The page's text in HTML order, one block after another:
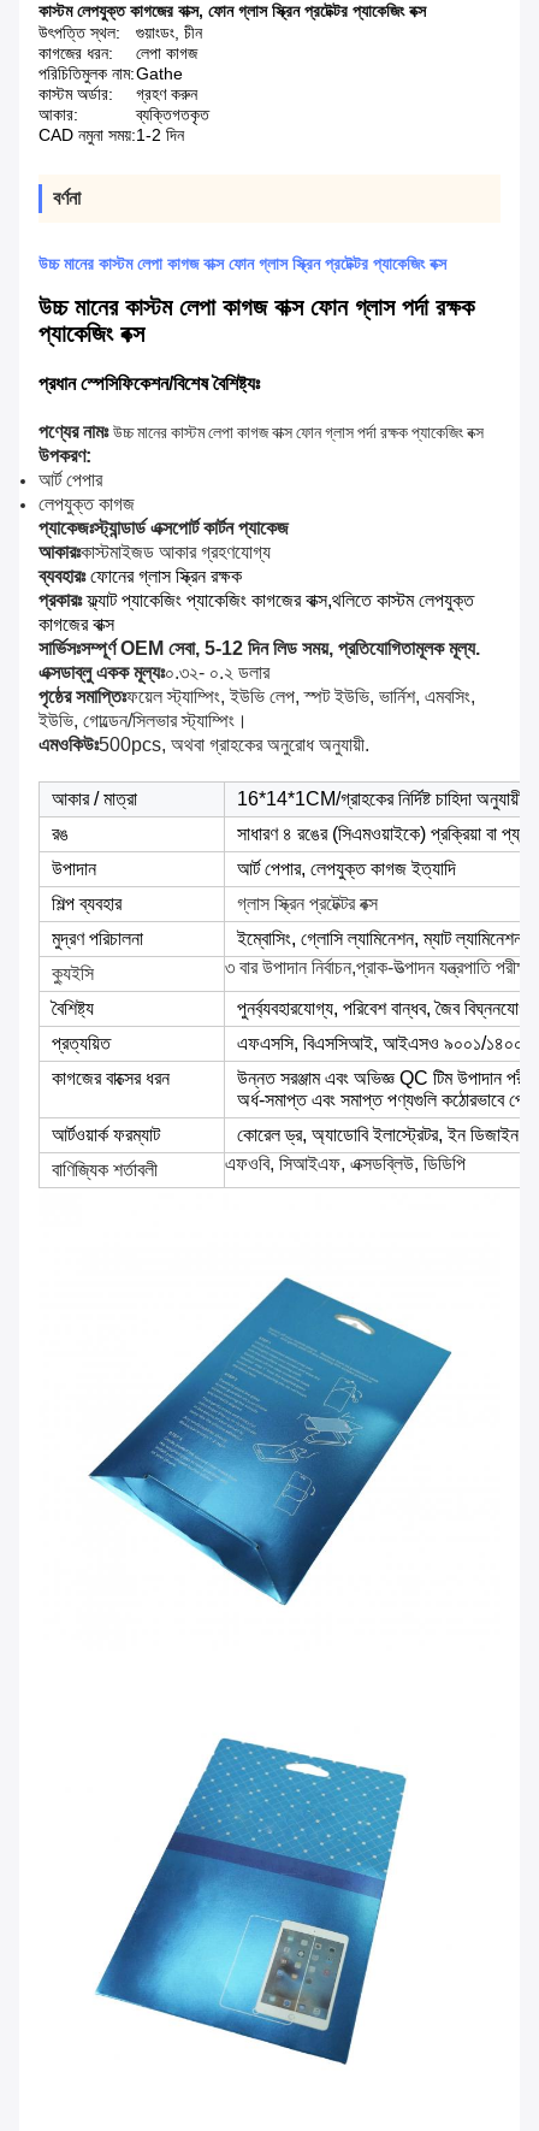
কাস্টম লেপযুক্ত কাগজের বাক্স, ফোন গ্লাস স্ক্রিন প্রটেক্টর প্যাকেজিং বক্স
উৎপত্তি স্থল:
গুয়াংডং, চীন
কাগজের ধরন:
লেপা কাগজ
পরিচিতিমুলক নাম:Gathe
কাস্টম অর্ডার:
গ্রহণ করুন
আকার:
ব্যক্তিগতকৃত
CAD নমুনা সময়:1-2 দিন
বর্ণনা
উচ্চ মানের কাস্টম লেপা কাগজ বাক্স ফোন গ্লাস স্ক্রিন প্রটেক্টর প্যাকেজিং বক্স
উচ্চ মানের কাস্টম লেপা কাগজ বাক্স ফোন গ্লাস পর্দা রক্ষক
প্যাকেজিং বক্স
প্রধান স্পেসিফিকেশন/বিশেষ বৈশিষ্ট্যঃ
পণ্যের নামঃ উচ্চ মানের কাস্টম লেপা কাগজ বাক্স ফোন গ্লাস পর্দা রক্ষক প্যাকেজিং বক্স
উপকরণ:
আর্ট পেপার
লেপযুক্ত কাগজ
প্যাকেজঃস্ট্যান্ডার্ড এক্সপোর্ট কার্টন প্যাকেজ
আকারঃকাস্টমাইজড আকার গ্রহণযোগ্য
ব্যবহারঃ ফোনের গ্লাস স্ক্রিন রক্ষক
প্রকারঃ ফ্ল্যাট প্যাকেজিং প্যাকেজিং কাগজের বাক্স,থলিতে কাস্টম লেপযুক্ত
কাগজের বাক্স
সার্ভিসঃসম্পূর্ণ OEM সেবা, 5-12 দিন লিড সময়, প্রতিযোগিতামূলক মূল্য.
এক্সডাব্লু একক মূল্যঃ০.৩২- ০.২ ডলার
পৃষ্ঠের সমাপ্তিঃফয়েল স্ট্যাম্পিং, ইউভি লেপ, স্পট ইউভি, ভার্নিশ, এমবসিং,
ইউভি, গোল্ডেন/সিলভার স্ট্যাম্পিং।
এমওকিউঃ500pcs, অথবা গ্রাহকের অনুরোধ অনুযায়ী.
আকার / মাত্রা
16*14*1CM/গ্রাহকের নির্দিষ্ট চাহিদা অনুযায়ী
রঙ
সাধারণ ৪ রঙের (সিএমওয়াইকে) প্রক্রিয়া বা
উপাদান
আর্ট পেপার, লেপযুক্ত কাগজ ইত্যাদি
শিল্প ব্যবহার
গ্লাস স্ক্রিন প্রটেক্টর বক্স
মুদ্রণ পরিচালনা
ইম্বোসিং, গ্লোসি ল্যামিনেশন, ম্যাট ল্যামিনেশন,
ক্যুইসি
৩ বার উপাদান নির্বাচন,প্রাক-উত্পাদন যন্ত্রপাতি
বৈশিষ্ট্য
পুনর্ব্যবহারযোগ্য, পরিবেশ বান্ধব, জৈব
প্রত্যয়িত
এফএসসি, বিএসসিআই, আইএসও ৯০০১/১৪০০১
কাগজের বাক্সের ধরন
উন্নত সরঞ্জাম এবং অভিজ্ঞ QC টিম উপাদান
অর্ধ-সমাপ্ত এবং সমাপ্ত পণ্যগুলি কঠোরভাবে
আর্টওয়ার্ক ফরম্যাট
কোরেল ড্র, অ্যাডোবি ইলাস্ট্রেটর, ইন ডিজাইন,
বাণিজ্যিক শর্তাবলী
এফওবি, সিআইএফ, এক্সডব্লিউ, ডিডিপি